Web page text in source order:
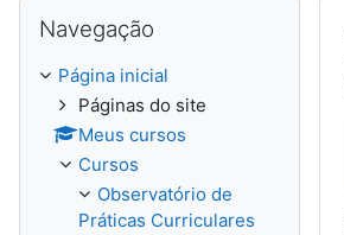
Navegação
Página inicial
Páginas do site
Meus cursos
Cursos
Observatório de
Práticas Curriculares